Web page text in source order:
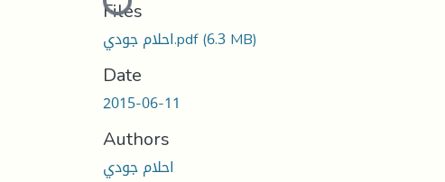
Files
احلام جودي.pdf(6.3 MB)
Date
2015-06-11
Authors
احلام جودي